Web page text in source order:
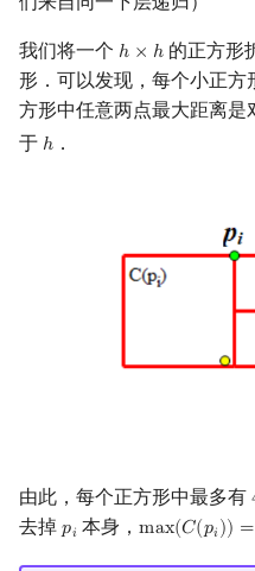
我们将一个 ℎ × ℎ
h ×h 的正方形
形．可以发现，每个小正方
方形中任意两点最大距离是
于 ℎ
h ．
由此，每个正方形中最多有
去掉 𝑝𝑖
pi 本身，max(𝐶(𝑝𝑖)) =
max(C(pi))= 7